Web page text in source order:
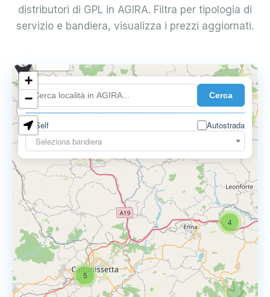
distributori di GPL in AGIRA. Filtra per tipologia di
servizio e bandiera, visualizza i prezzi aggiornati.
Cerca
Self
Autostrada
Seleziona bandiera
4
5
+
−